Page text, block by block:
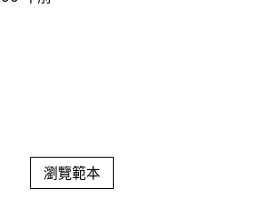
瀏覽範本